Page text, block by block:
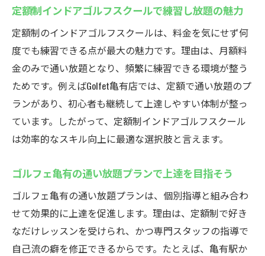
定額制インドアゴルフスクールで練習し放題の魅力
定額制のインドアゴルフスクールは、料金を気にせず何
度でも練習できる点が最大の魅力です。理由は、月額料
金のみで通い放題となり、頻繁に練習できる環境が整う
ためです。例えばGolfet亀有店では、定額で通い放題のプ
ランがあり、初心者も継続して上達しやすい体制が整っ
ています。したがって、定額制インドアゴルフスクール
は効率的なスキル向上に最適な選択肢と言えます。
ゴルフェ亀有の通い放題プランで上達を目指そう
ゴルフェ亀有の通い放題プランは、個別指導と組み合わ
せて効果的に上達を促進します。理由は、定額制で好き
なだけレッスンを受けられ、かつ専門スタッフの指導で
自己流の癖を修正できるからです。たとえば、亀有駅か